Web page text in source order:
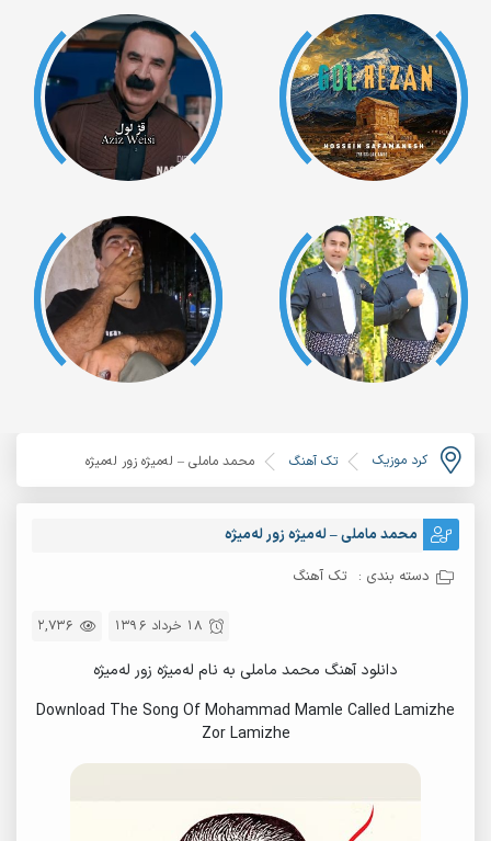
کرد موزیک تک آهنگ محمد ماملی – لەمیژە زور لەمیژە
محمد ماملی – لەمیژە زور لەمیژە
دسته بندی : تک آهنگ
2,736 18 خرداد 1396
دانلود آهنگ محمد ماملی به نام لەمیژە زور لەمیژە
Download The Song Of Mohammad Mamle Called Lamizhe
Zor Lamizhe